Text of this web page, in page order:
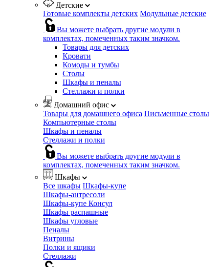
Детские
Готовые комплекты детских Модульные детские
Вы можете выбрать другие модули в
комплектах, помеченных таким значком.
Товары для детских
Кровати
Комоды и тумбы
Столы
Шкафы и пеналы
Стеллажи и полки
Домашний офис
Товары для домашнего офиса Письменные столы
Компьютерные столы
Шкафы и пеналы
Стеллажи и полки
Вы можете выбрать другие модули в
комплектах, помеченных таким значком.
Шкафы
Все шкафы Шкафы-купе
Шкафы-антресоли
Шкафы-купе Консул
Шкафы распашные
Шкафы угловые
Пеналы
Витрины
Полки и ящики
Стеллажи